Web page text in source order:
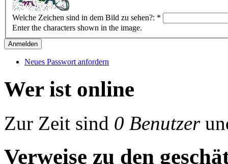
Welche Zeichen sind in dem Bild zu sehen?: *
Enter the characters shown in the image.
Neues Passwort anfordern
Wer ist online
Zur Zeit sind 0 Benutzer
Verweise zu den